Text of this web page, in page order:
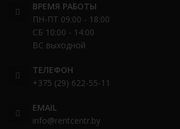
ВРЕМЯ РАБОТЫ
ПН-ПТ 09:00 - 18:00
СБ 10:00 - 14:00
ВС выходной
ТЕЛЕФОН
+375 (29) 622-55-11
EMAIL
info@rentcentr.by